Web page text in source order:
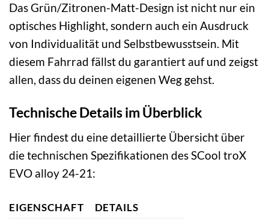
Das Grün/Zitronen-Matt-Design ist nicht nur ein
optisches Highlight, sondern auch ein Ausdruck
von Individualität und Selbstbewusstsein. Mit
diesem Fahrrad fällst du garantiert auf und zeigst
allen, dass du deinen eigenen Weg gehst.
Technische Details im Überblick
Hier findest du eine detaillierte Übersicht über
die technischen Spezifikationen des SCool troX
EVO alloy 24-21:
EIGENSCHAFT
DETAILS